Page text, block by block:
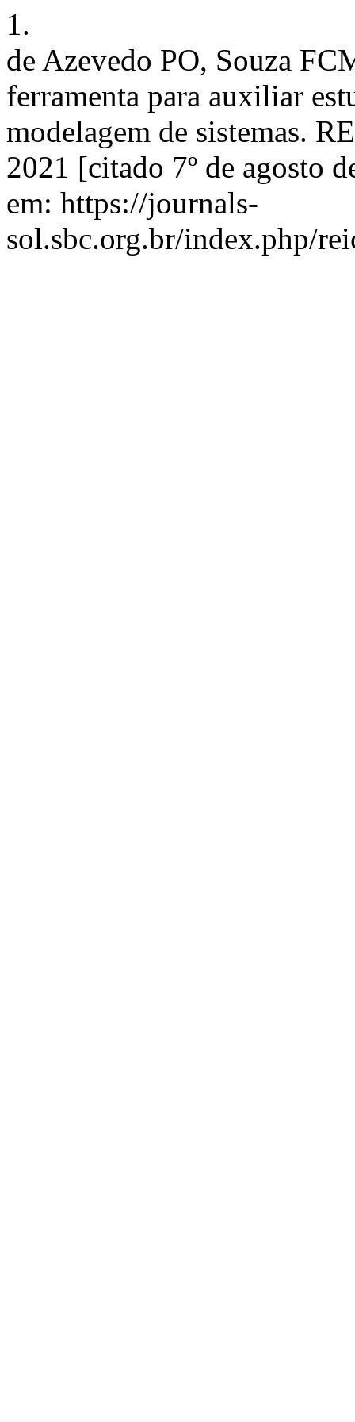
1.
de Azevedo PO, Souza
ferramenta para auxiliar
modelagem de sistemas.
2021 [citado 7º de agosto
em: https://journals-
sol.sbc.org.br/index.php/